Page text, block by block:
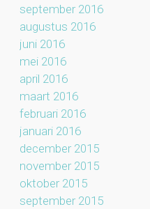
september 2016
augustus 2016
juni 2016
mei 2016
april 2016
maart 2016
februari 2016
januari 2016
december 2015
november 2015
oktober 2015
september 2015